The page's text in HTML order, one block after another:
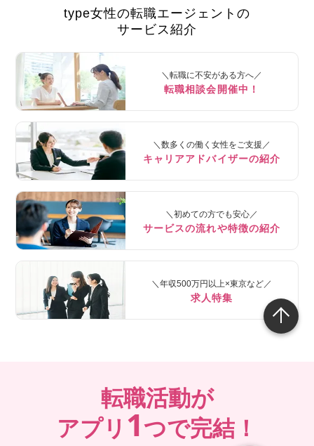
type女性の転職エージェントの
サービス紹介
＼転職に不安がある方へ／
転職相談会開催中！
＼数多くの働く女性をご支援／
キャリアアドバイザーの紹介
＼初めての方でも安心／
サービスの流れや特徴の紹介
＼年収500万円以上×東京など／
求人特集
転職活動が
アプリ 1つで完結！